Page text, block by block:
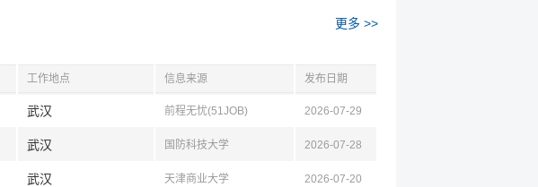
更多 >>
工作地点 信息来源 发布日期
武汉 前程无忧(51JOB) 2026-07-29
武汉 国防科技大学 2026-07-28
武汉 天津商业大学 2026-07-20